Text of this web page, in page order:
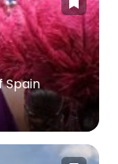
Spain